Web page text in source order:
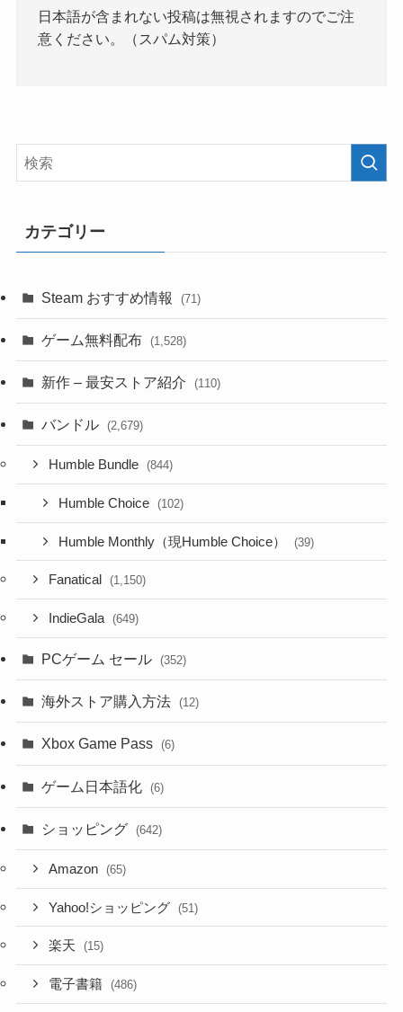
日本語が含まれない投稿は無視されますのでご注
意ください。（スパム対策）
カテゴリー
Steam おすすめ情報 (71)
ゲーム無料配布 (1,528)
新作 – 最安ストア紹介 (110)
バンドル (2,679)
Humble Bundle (844)
Humble Choice (102)
Humble Monthly（現Humble Choice） (39)
Fanatical (1,150)
IndieGala (649)
PCゲーム セール (352)
海外ストア購入方法 (12)
Xbox Game Pass (6)
ゲーム日本語化 (6)
ショッピング (642)
Amazon (65)
Yahoo!ショッピング (51)
楽天 (15)
電子書籍 (486)